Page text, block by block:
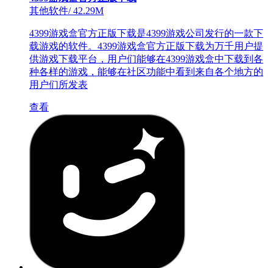
其他软件/42.29M
4399游戏盒官方正版下载是4399游戏公司发行的一款下
载游戏的软件。4399游戏盒官方正版下载为万千用户提
供游戏下载平台，用户们能够在4399游戏盒中下载到各
种各样的游戏，能够在社区功能中看到来自各个地方的
用户们所发表
查看